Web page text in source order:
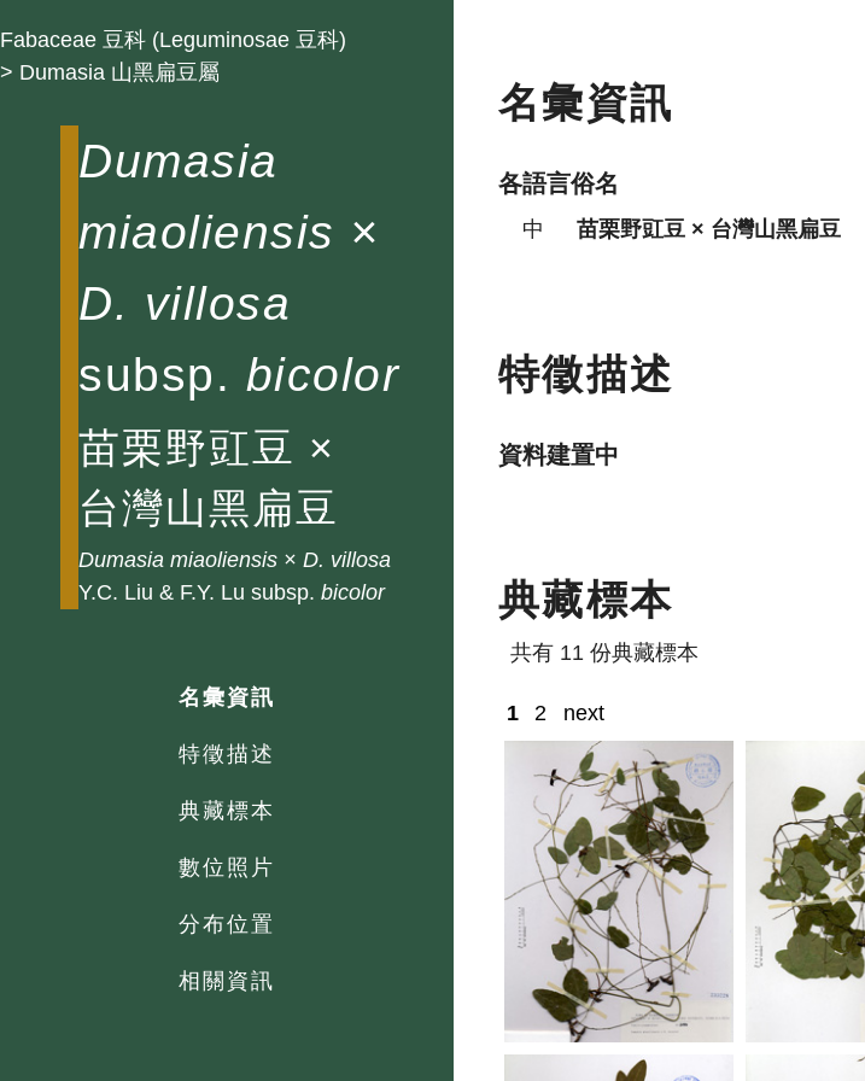
Fabaceae 豆科 (Leguminosae 豆科)
> Dumasia 山黑扁豆屬
Dumasia
miaoliensis ×
D. villosa
subsp. bicolor
苗栗野豇豆 ×
台灣山黑扁豆
Dumasia miaoliensis × D. villosa
Y.C. Liu & F.Y. Lu subsp. bicolor
名彙資訊
特徵描述
典藏標本
數位照片
分布位置
相關資訊
名彙資訊
各語言俗名
中 苗栗野豇豆 × 台灣山黑扁豆
特徵描述
資料建置中
典藏標本
共有 11 份典藏標本
1 2 next